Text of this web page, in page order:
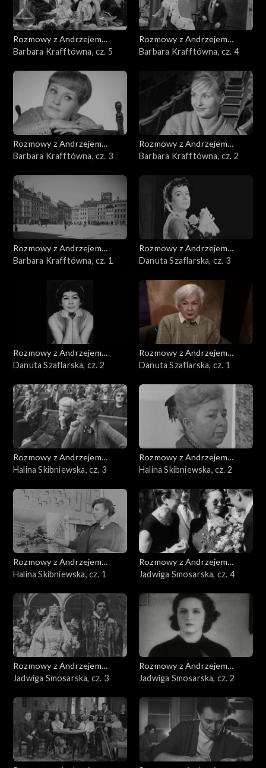
Rozmowy z Andrzejem
Doboszem
Barbara Krafftówna, cz. 5
Rozmowy z Andrzejem
Doboszem
Barbara Krafftówna, cz. 4
Rozmowy z Andrzejem
Doboszem
Barbara Krafftówna, cz. 3
Rozmowy z Andrzejem
Doboszem
Barbara Krafftówna, cz. 2
Rozmowy z Andrzejem
Doboszem
Barbara Krafftówna, cz. 1
Rozmowy z Andrzejem
Doboszem
Danuta Szaflarska, cz. 3
Rozmowy z Andrzejem
Doboszem
Danuta Szaflarska, cz. 2
Rozmowy z Andrzejem
Doboszem
Danuta Szaflarska, cz. 1
Rozmowy z Andrzejem
Doboszem
Halina Skibniewska, cz. 3
Rozmowy z Andrzejem
Doboszem
Halina Skibniewska, cz. 2
Rozmowy z Andrzejem
Doboszem
Halina Skibniewska, cz. 1
Rozmowy z Andrzejem
Doboszem
Jadwiga Smosarska, cz. 4
Rozmowy z Andrzejem
Doboszem
Jadwiga Smosarska, cz. 3
Rozmowy z Andrzejem
Doboszem
Jadwiga Smosarska, cz. 2